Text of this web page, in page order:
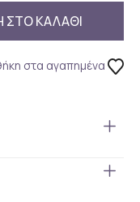
ΚΑΛΑΘΙ
στα αγαπημένα